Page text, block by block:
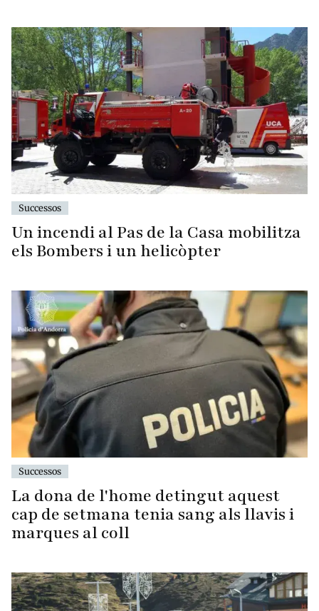
Successos
Un incendi al Pas de la Casa mobilitza
els Bombers i un helicòpter
Successos
La dona de l'home detingut aquest
cap de setmana tenia sang als llavis i
marques al coll